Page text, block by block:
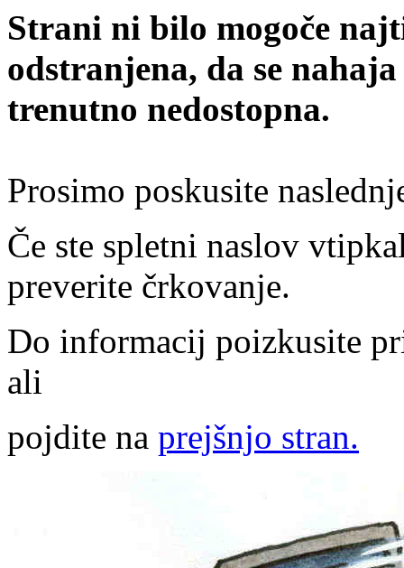
Strani ni bilo mogoče
odstranjena, da se
trenutno nedostopna.
Prosimo poskusite
Če ste spletni naslov
preverite črkovanje.
Do informacij poizkusite
ali
pojdite na prejšnjo stran.